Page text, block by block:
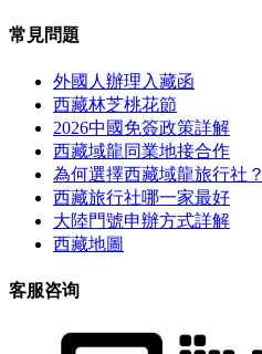
常見問題
外國人辦理入藏函
西藏林芝桃花節
2026中國免簽政策詳解
西藏域龍同業地接合作
為何選擇西藏域龍旅行社？
西藏旅行社哪一家最好
大陸門號申辦方式詳解
西藏地圖
客服咨询